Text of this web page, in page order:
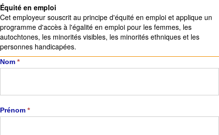
Équité en emploi
Cet employeur souscrit au principe d'équité en emploi et applique un
programme d'accès à l'égalité en emploi pour les femmes, les
autochtones, les minorités visibles, les minorités ethniques et les
personnes handicapées.
Carrière
Nom *
Prénom *